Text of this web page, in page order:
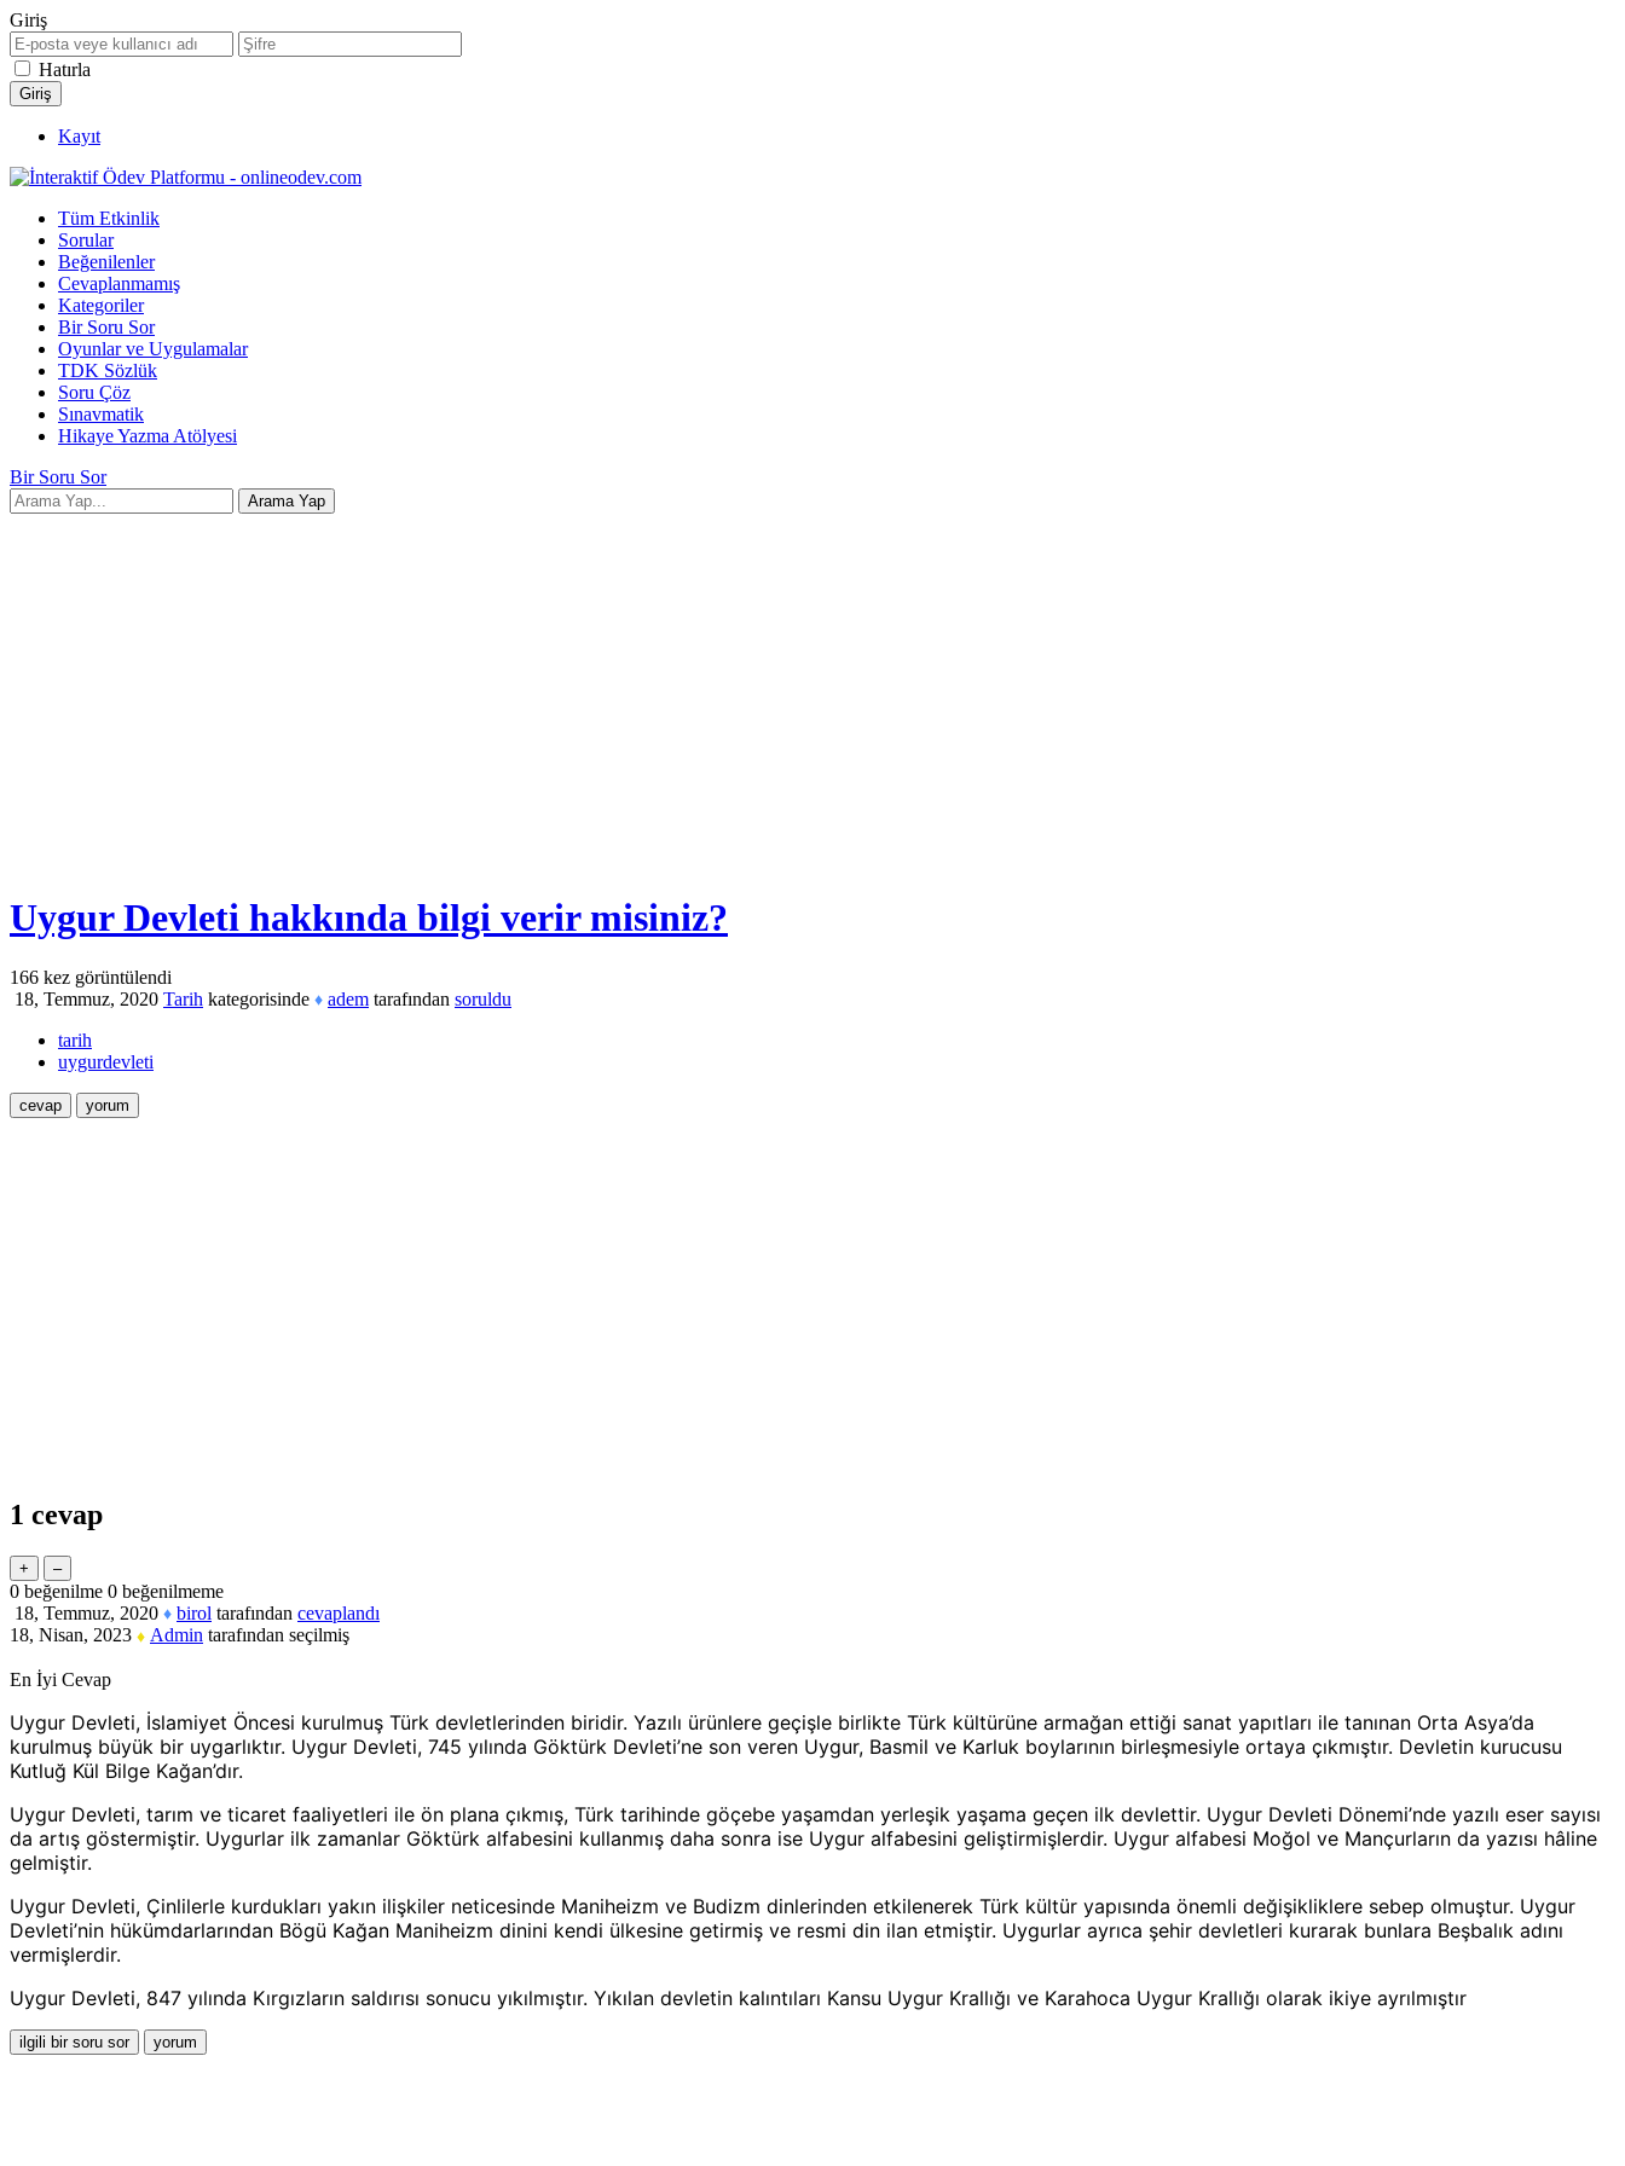
Giriş
Hatırla
Kayıt
Tüm Etkinlik
Sorular
Beğenilenler
Cevaplanmamış
Kategoriler
Bir Soru Sor
Oyunlar ve Uygulamalar
TDK Sözlük
Soru Çöz
Sınavmatik
Hikaye Yazma Atölyesi
Bir Soru Sor
Uygur Devleti hakkında bilgi verir misiniz?
166 kez görüntülendi
18, Temmuz, 2020 Tarih kategorisinde ♦ adem tarafından soruldu
tarih
uygurdevleti
1 cevap
0 beğenilme 0 beğenilmeme
18, Temmuz, 2020 ♦ birol tarafından cevaplandı
18, Nisan, 2023 ♦ Admin tarafından seçilmiş
En İyi Cevap
Uygur Devleti, İslamiyet Öncesi kurulmuş Türk devletlerinden biridir. Yazılı ürünlere geçişle birlikte Türk kültürüne armağan ettiği sanat yapıtları ile tanınan Orta Asya’da
kurulmuş büyük bir uygarlıktır. Uygur Devleti, 745 yılında Göktürk Devleti’ne son veren Uygur, Basmil ve Karluk boylarının birleşmesiyle ortaya çıkmıştır. Devletin kurucusu
Kutluğ Kül Bilge Kağan’dır.
Uygur Devleti, tarım ve ticaret faaliyetleri ile ön plana çıkmış, Türk tarihinde göçebe yaşamdan yerleşik yaşama geçen ilk devlettir. Uygur Devleti Dönemi’nde yazılı eser sayısı
da artış göstermiştir. Uygurlar ilk zamanlar Göktürk alfabesini kullanmış daha sonra ise Uygur alfabesini geliştirmişlerdir. Uygur alfabesi Moğol ve Mançurların da yazısı hâline
gelmiştir.
Uygur Devleti, Çinlilerle kurdukları yakın ilişkiler neticesinde Maniheizm ve Budizm dinlerinden etkilenerek Türk kültür yapısında önemli değişikliklere sebep olmuştur. Uygur
Devleti’nin hükümdarlarından Bögü Kağan Maniheizm dinini kendi ülkesine getirmiş ve resmi din ilan etmiştir. Uygurlar ayrıca şehir devletleri kurarak bunlara Beşbalık adını
vermişlerdir.
Uygur Devleti, 847 yılında Kırgızların saldırısı sonucu yıkılmıştır. Yıkılan devletin kalıntıları Kansu Uygur Krallığı ve Karahoca Uygur Krallığı olarak ikiye ayrılmıştır